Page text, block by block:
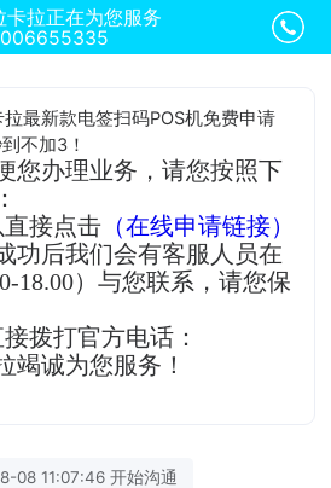
卡拉正在为您服务
最新款电签扫码POS机免费申请
不加3！
您办理业务，请您按照下
接点击 （在线申请链接）
功后我们会有客服人员在
18.00）与您联系，请您保
拨打官方电话：
竭诚为您服务！
08 11:07:46 开始沟通